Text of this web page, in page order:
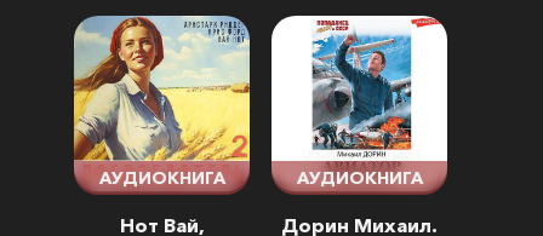
АУДИОКНИГА
Нот Вай,
АУДИОКНИГА
Дорин Михаил.